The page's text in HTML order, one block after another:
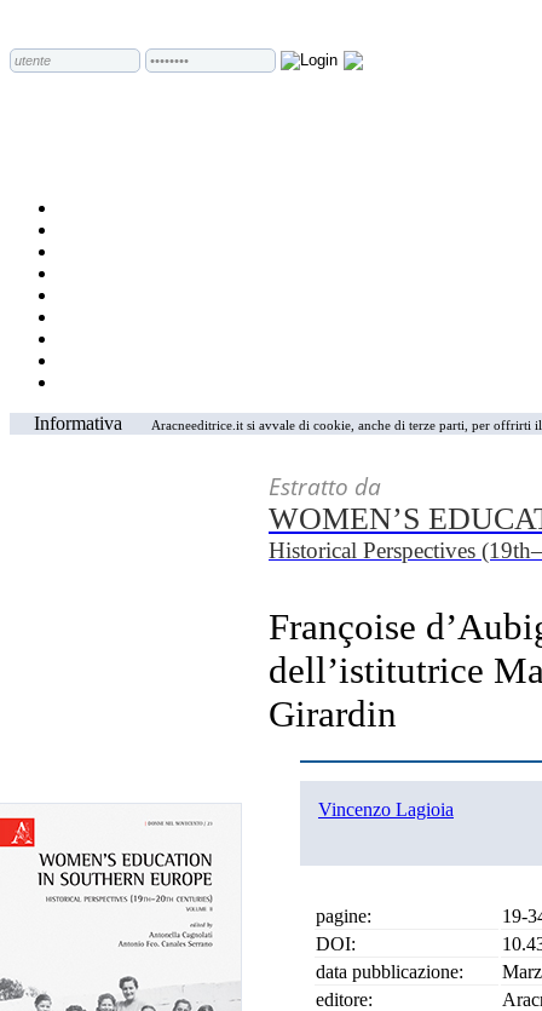
Informativa Aracneeditrice.it si avvale di cookie, anche di terze parti, per
Estratto da
WOMEN’S
Historical Perspectives
Françoise
dell’istitutrice
Girardin
Vincenzo Lagioia
pagine:
19-
DOI:
data pubblicazione:
editore: